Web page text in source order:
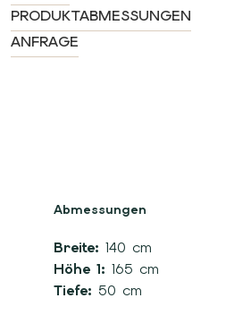
PRODUKTABMESSUNGEN
ANFRAGE
Abmessungen
Breite: 140 cm
Höhe 1: 165 cm
Tiefe: 50 cm